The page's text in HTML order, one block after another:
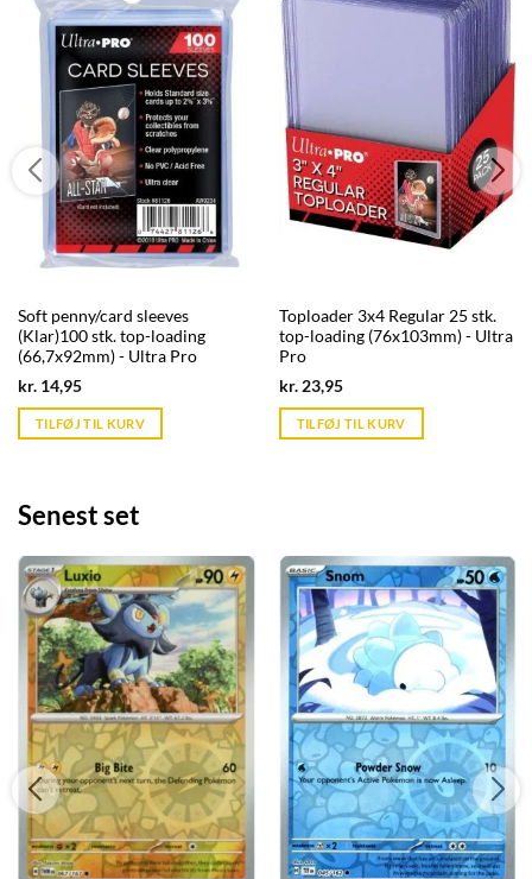
Soft penny/card sleeves
(Klar)100 stk. top-loading
(66,7x92mm) - Ultra Pro
kr. 14,95Current
is:
kr. 39,95.
TILFØJ TIL KURV
Toploader 3x4 Regular 25 stk.
top-loading (76x103mm) - Ultra
Pro
kr.23,95Current
is:
kr. 39,95.
TILFØJ TIL KURV
Senest set